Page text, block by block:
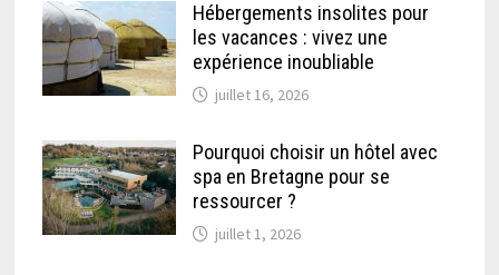
Hébergements insolites pour
les vacances : vivez une
expérience inoubliable
juillet 16, 2026
Pourquoi choisir un hôtel avec
spa en Bretagne pour se
ressourcer ?
juillet 1, 2026